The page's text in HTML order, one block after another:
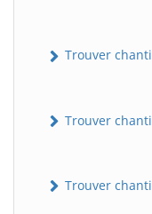
Trouver
Trouver
Trouver